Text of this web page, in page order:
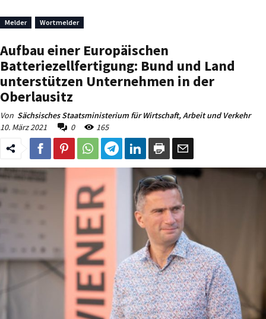
Melder Wortmelder
Aufbau einer Europäischen
Batteriezellfertigung: Bund und Land
unterstützen Unternehmen in der
Oberlausitz
Von Sächsisches Staatsministerium für Wirtschaft, Arbeit und Verkehr
10. März 2021
0 165